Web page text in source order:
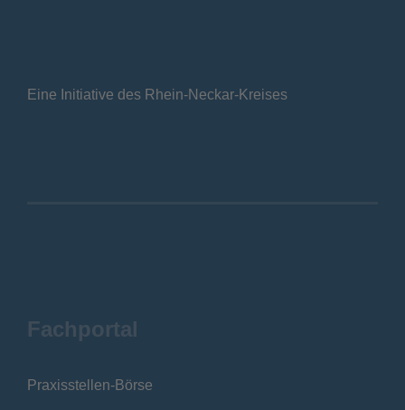
Eine Initiative des Rhein-Neckar-Kreises
Fachportal
Praxisstellen-Börse